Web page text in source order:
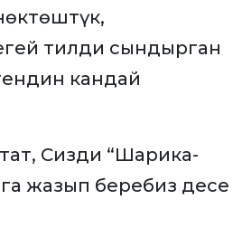
тилди сындырган
кандай
Сизди “Шарика-
жазып беребиз десе